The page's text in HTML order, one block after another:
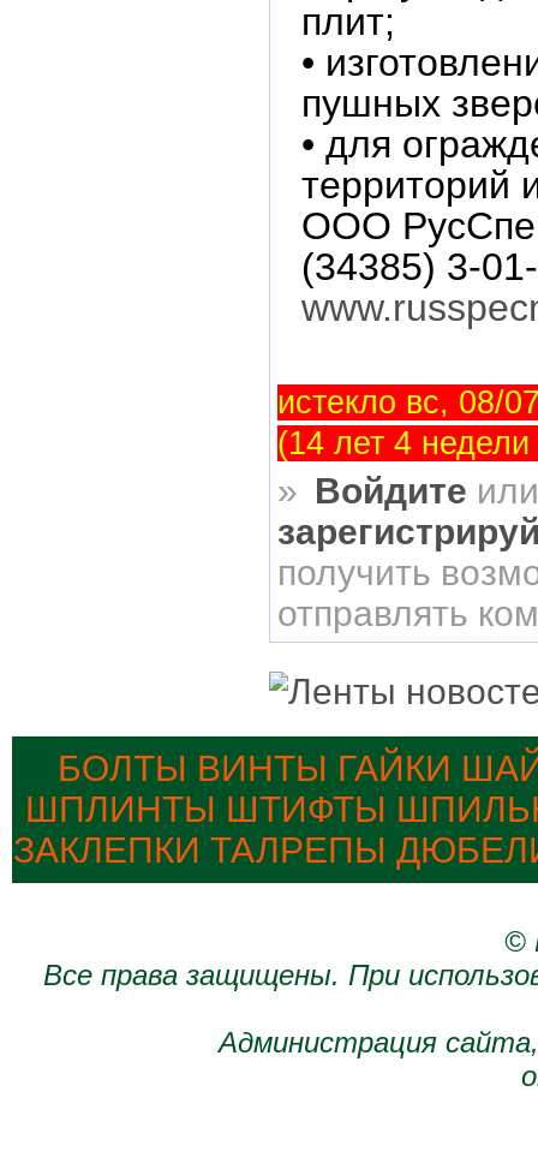
плит;
•
пушных
• для
территорий
ООО
(34385) 3-
истекло вс, 08/
(14 лет 4
» Войдите
получить
отправлять
БОЛТЫ ВИНТЫ ГАЙКИ
ШПЛИНТЫ ШТИФТЫ
ЗАКЛЕПКИ ТАЛРЕПЫ
©
Все права защищены. При
Администрация